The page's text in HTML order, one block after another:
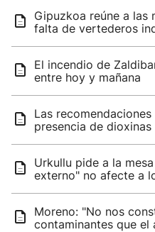
Gipuzkoa reúne a las
falta de vertederos
El incendio de
entre hoy y mañana
Las
presencia de
Urkullu pide a la
externo" no afecte a
Moreno: "No nos
contaminantes que el